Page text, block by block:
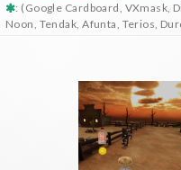
: (Google Cardboard, VXmask,
Noon, Tendak, Afunta, Terios,